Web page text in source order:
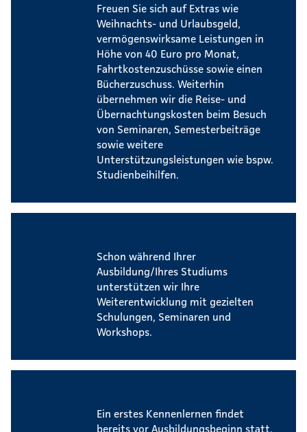
Freuen Sie sich auf Extras wie
Weihnachts- und Urlaubsgeld,
vermögenswirksame Leistungen in
Höhe von 40 Euro pro Monat,
Fahrtkostenzuschüsse sowie einen
Bücherzuschuss. Weiterhin
übernehmen wir die Reise- und
Übernachtungskosten beim Besuch
von Seminaren, Semesterbeiträge
sowie weitere
Unterstützungsleistungen wie bspw.
Studienbeihilfen.
Schon während Ihrer
Ausbildung/Ihres Studiums
unterstützen wir Ihre
Weiterentwicklung mit gezielten
Schulungen, Seminaren und
Workshops.
Ein erstes Kennenlernen findet
bereits vor Ausbildungsbeginn statt.